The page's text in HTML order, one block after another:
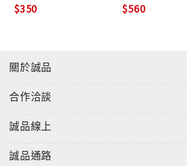
$350 $560
關於誠品
合作洽談
誠品線上
誠品通路